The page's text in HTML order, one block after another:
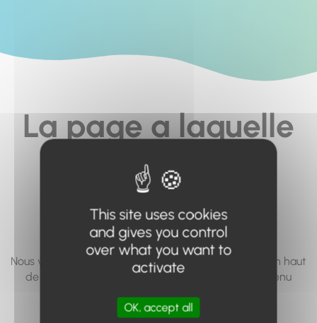
La page a laquelle
vous cherchez à
accéder n'existe
pas... ou plus.
Nous vous invitons à utiliser le moteur de recherche en haut
de page, ou à utiliser le menu pour trouver le contenu
This site uses cookies
and gives you control
over what you want to
activate
OK, accept all